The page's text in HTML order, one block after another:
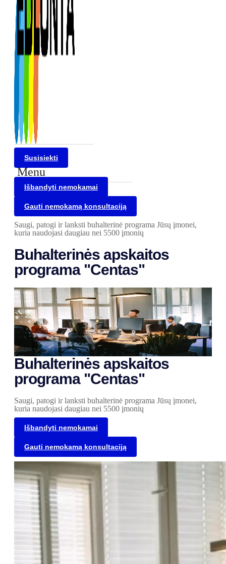
Susisiekti
Menu
Išbandyti nemokamai
Gauti nemokamą konsultaciją
Saugi, patogi ir lanksti buhalterinė programa Jūsų įmonei,
kuria naudojasi daugiau nei 5500 įmonių
Buhalterinės apskaitos
programa "Centas"
Buhalterinės apskaitos
programa "Centas"
Saugi, patogi ir lanksti buhalterinė programa Jūsų įmonei,
kuria naudojasi daugiau nei 5500 įmonių
Išbandyti nemokamai
Gauti nemokamą konsultaciją